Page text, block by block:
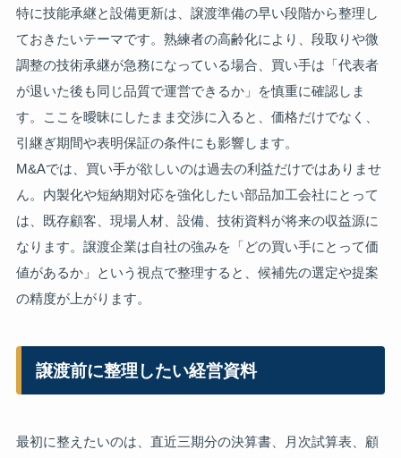
特に技能承継と設備更新は、譲渡準備の早い段階から整理し
ておきたいテーマです。熟練者の高齢化により、段取りや微
調整の技術承継が急務になっている場合、買い手は「代表者
が退いた後も同じ品質で運営できるか」を慎重に確認しま
す。ここを曖昧にしたまま交渉に入ると、価格だけでなく、
引継ぎ期間や表明保証の条件にも影響します。
M&Aでは、買い手が欲しいのは過去の利益だけではありませ
ん。内製化や短納期対応を強化したい部品加工会社にとって
は、既存顧客、現場人材、設備、技術資料が将来の収益源に
なります。譲渡企業は自社の強みを「どの買い手にとって価
値があるか」という視点で整理すると、候補先の選定や提案
の精度が上がります。
譲渡前に整理したい経営資料
最初に整えたいのは、直近三期分の決算書、月次試算表、顧